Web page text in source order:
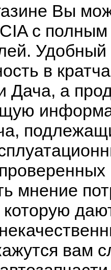
Вы
с
Удобный
в
Дача, а
мнение
вам